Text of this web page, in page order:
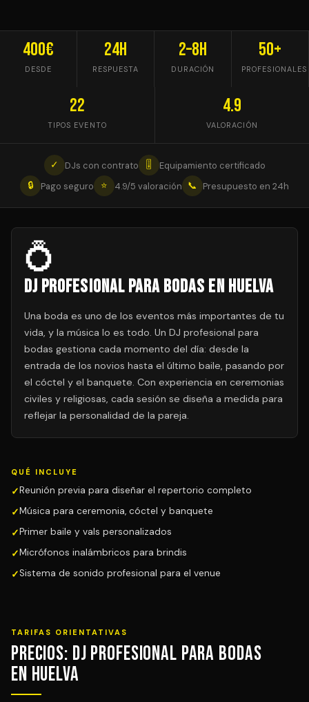
400€
DESDE
24h
RESPUESTA
2–8h
DURACIÓN
50+
PROFESIONALES
22
TIPOS EVENTO
4.9
VALORACIÓN
✓ DJs con contrato 🎚
Equipamiento certificado
🔒
Pago seguro ⭐ 4.9/5 valoración 📞 Presupuesto en 24h
💍
DJ Profesional para Bodas en Huelva
Una boda es uno de los eventos más importantes de tu
vida, y la música lo es todo. Un DJ profesional para
bodas gestiona cada momento del día: desde la
entrada de los novios hasta el último baile, pasando por
el cóctel y el banquete. Con experiencia en ceremonias
civiles y religiosas, cada sesión se diseña a medida para
reflejar la personalidad de la pareja.
QUÉ INCLUYE
Reunión previa para diseñar el repertorio completo
Música para ceremonia, cóctel y banquete
Primer baile y vals personalizados
Micrófonos inalámbricos para brindis
Sistema de sonido profesional para el venue
TARIFAS ORIENTATIVAS
Precios: DJ Profesional para Bodas
en Huelva